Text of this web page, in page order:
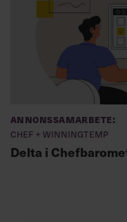
Annonssamarbete:
Chef + Winningtemp
Delta i